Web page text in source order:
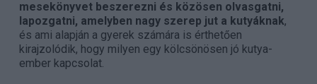
mesekönyvet beszerezni és közösen olvasgatni,
lapozgatni, amelyben nagy szerep jut a kutyáknak,
és ami alapján a gyerek számára is érthetően
kirajzolódik, hogy milyen egy kölcsönösen jó kutya-
ember kapcsolat.